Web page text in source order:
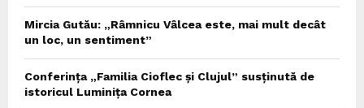
Mircia Gutău: „Râmnicu Vâlcea este, mai mult decât
un loc, un sentiment”
Conferința „Familia Cioflec și Clujul” susținută de
istoricul Luminița Cornea